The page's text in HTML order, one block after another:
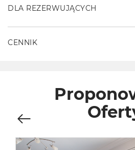
DLA REZERWUJĄCYCH
CENNIK